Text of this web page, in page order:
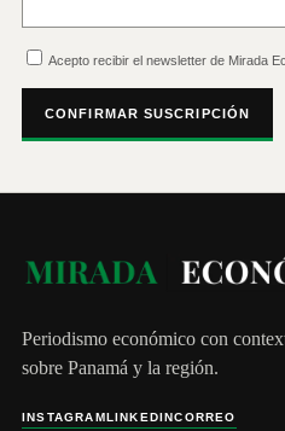
Acepto recibir el newsletter de Mirada
CONFIRMAR SUSCRIPCIÓN
Periodismo económico con
sobre Panamá y la región.
INSTAGRAM LINKEDINCORREO